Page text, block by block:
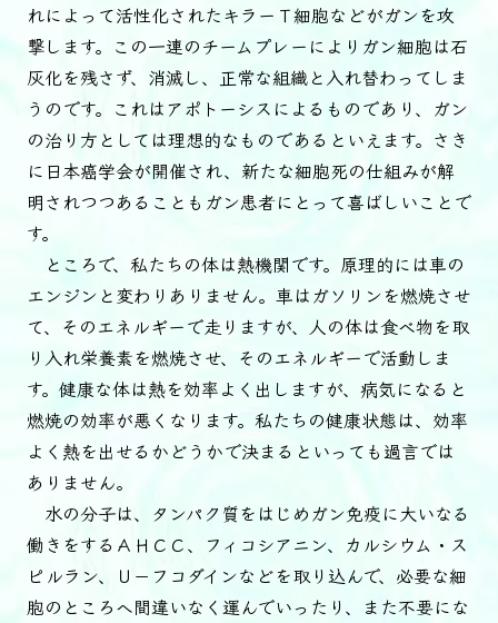
れによって活性化されたキラーＴ細胞などがガンを攻
撃します。この一連のチームプレーによりガン細胞は石
灰化を残さず、消滅し、正常な組織と入れ替わってしま
うのです。これはアポトーシスによるものであり、ガン
の治り方としては理想的なものであるといえます。さき
に日本癌学会が開催され、新たな細胞死の仕組みが解
明されつつあることもガン患者にとって喜ばしいことで
す。
ところで、私たちの体は熱機関です。原理的には車の
エンジンと変わりありません。車はガソリンを燃焼させ
て、そのエネルギーで走りますが、人の体は食べ物を取
り入れ栄養素を燃焼させ、そのエネルギーで活動しま
す。健康な体は熱を効率よく出しますが、病気になると
燃焼の効率が悪くなります。私たちの健康状態は、効率
よく熱を出せるかどうかで決まるといっても過言では
ありません。
水の分子は、タンパク質をはじめガン免疫に大いなる
働きをするＡＨＣＣ、フィコシアニン、カルシウム・ス
ピルラン、Ｕ－フコダインなどを取り込んで、必要な細
胞のところへ間違いなく運んでいったり、また不要にな